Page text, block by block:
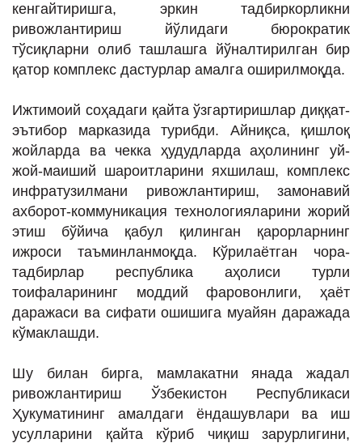
кенгайтиришга, эркин тадбиркорликни
ривожлантириш йўлидаги бюрократик
тўсиқларни олиб ташлашга йўналтирилган бир
қатор комплекс дастурлар амалга оширилмоқда.
Ижтимоий соҳадаги қайта ўзгартиришлар диққат-
эътибор марказида турибди. Айниқса, қишлоқ
жойларда ва чекка ҳудудларда аҳолининг уй-
жой-маиший шароитларини яхшилаш, комплекс
инфратузилмани ривожлантириш, замонавий
ахборот-коммуникация технологияларини жорий
этиш бўйича қабул қилинган қарорларнинг
ижроси таъминланмоқда. Кўрилаётган чора-
тадбирлар республика аҳолиси турли
тоифаларининг моддий фаровонлиги, ҳаёт
даражаси ва сифати ошишига муайян даражада
кўмаклашди.
Шу билан бирга, мамлакатни янада жадал
ривожлантириш Ўзбекистон Республикаси
Ҳукуматининг амалдаги ёндашувлари ва иш
усулларини қайта кўриб чиқиш зарурлигини,